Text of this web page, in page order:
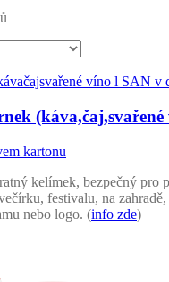
kartonu
kelímek, bezpečný
festivalu, na
nebo logo. (info zde)